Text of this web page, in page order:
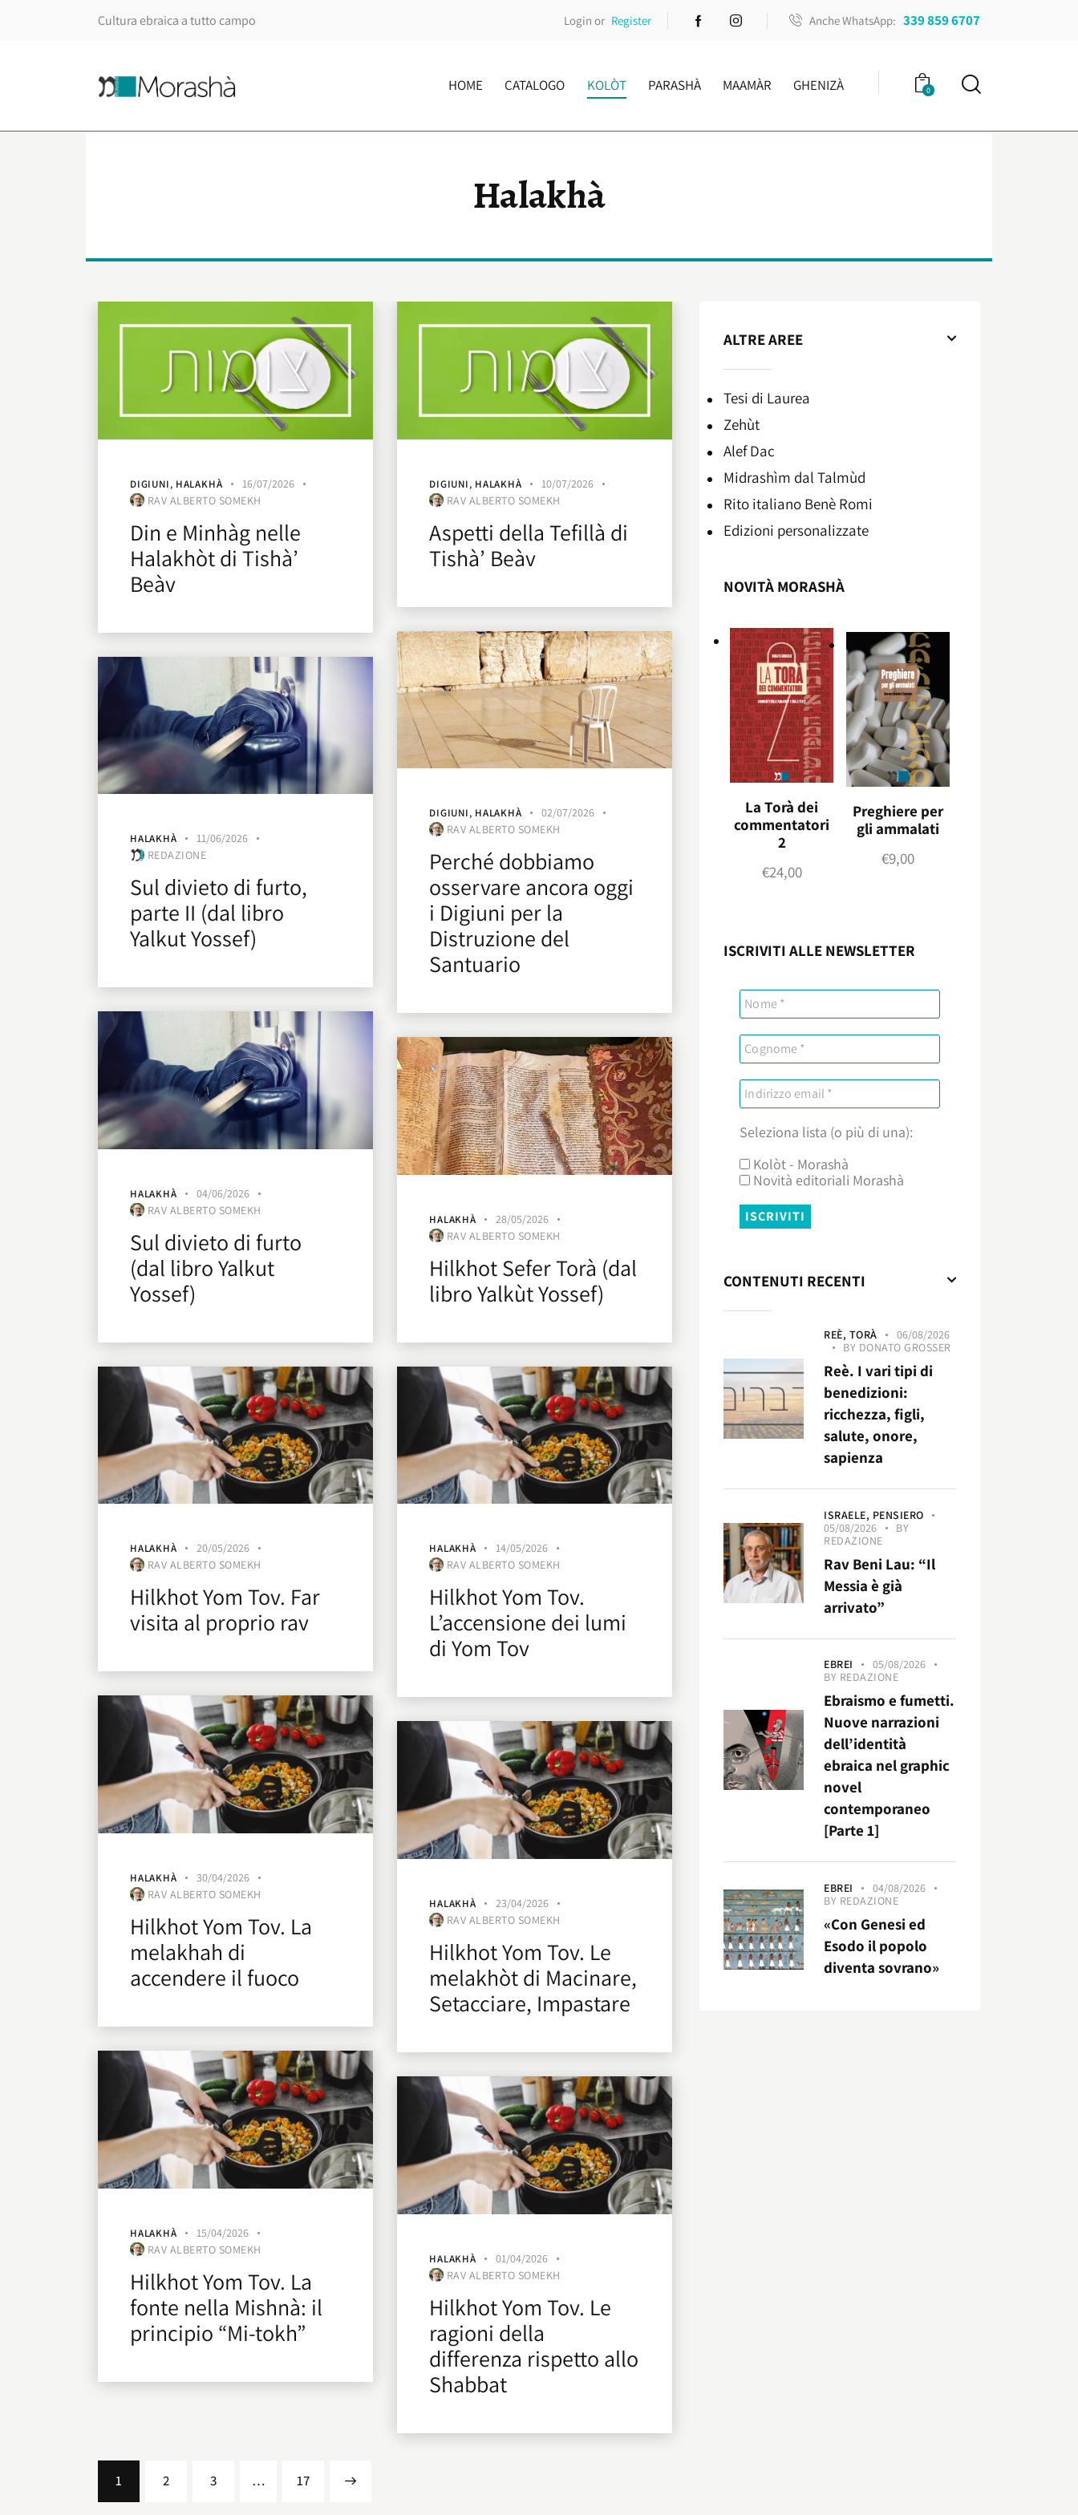
Cultura ebraica a tutto campo Login or Register Anche WhatsApp: 339 859 6707
HOME CATALOGO KOLÒT PARASHÀ MAAMÀR GHENIZÀ 0
Halakhà
DIGIUNI, HALAKHÀ
16/07/2026
RAV ALBERTO SOMEKH
Din e Minhàg nelle
Halakhòt di Tishà’
Beàv
DIGIUNI, HALAKHÀ
10/07/2026
RAV ALBERTO SOMEKH
Aspetti della Tefillà di
Tishà’ Beàv
DIGIUNI, HALAKHÀ
02/07/2026
RAV ALBERTO SOMEKH
Perché dobbiamo
osservare ancora oggi
i Digiuni per la
Distruzione del
Santuario
HALAKHÀ
11/06/2026
REDAZIONE
Sul divieto di furto,
parte II (dal libro
Yalkut Yossef)
HALAKHÀ
04/06/2026
RAV ALBERTO SOMEKH
Sul divieto di furto
(dal libro Yalkut
Yossef)
HALAKHÀ
28/05/2026
RAV ALBERTO SOMEKH
Hilkhot Sefer Torà (dal
libro Yalkùt Yossef)
HALAKHÀ
20/05/2026
RAV ALBERTO SOMEKH
Hilkhot Yom Tov. Far
visita al proprio rav
HALAKHÀ
14/05/2026
RAV ALBERTO SOMEKH
Hilkhot Yom Tov.
L’accensione dei lumi
di Yom Tov
HALAKHÀ
30/04/2026
RAV ALBERTO SOMEKH
Hilkhot Yom Tov. La
melakhah di
accendere il fuoco
HALAKHÀ
23/04/2026
RAV ALBERTO SOMEKH
Hilkhot Yom Tov. Le
melakhòt di Macinare,
Setacciare, Impastare
HALAKHÀ
15/04/2026
RAV ALBERTO SOMEKH
Hilkhot Yom Tov. La
fonte nella Mishnà: il
principio “Mi-tokh”
HALAKHÀ
01/04/2026
RAV ALBERTO SOMEKH
Hilkhot Yom Tov. Le
ragioni della
differenza rispetto allo
Shabbat
1 2 3 … 17
ALTRE AREE
Tesi di Laurea
Zehùt
Alef Dac
Midrashìm dal Talmùd
Rito italiano Benè Romi​
Edizioni personalizzate
NOVITÀ MORASHÀ
La Torà dei
commentatori
2
€24,00
Preghiere per
gli ammalati
€9,00
ISCRIVITI ALLE NEWSLETTER
Seleziona lista (o più di una):
Kolòt - Morashà
Novità editoriali Morashà
CONTENUTI RECENTI
REÈ, TORÀ
06/08/2026
BY DONATO GROSSER
Reè. I vari tipi di
benedizioni:
ricchezza, figli,
salute, onore,
sapienza
ISRAELE, PENSIERO
05/08/2026
BY
REDAZIONE
Rav Beni Lau: “Il
Messia è già
arrivato”
EBREI
05/08/2026
BY REDAZIONE
Ebraismo e fumetti.
Nuove narrazioni
dell’identità
ebraica nel graphic
novel
contemporaneo
[Parte 1]
EBREI
04/08/2026
BY REDAZIONE
«Con Genesi ed
Esodo il popolo
diventa sovrano»